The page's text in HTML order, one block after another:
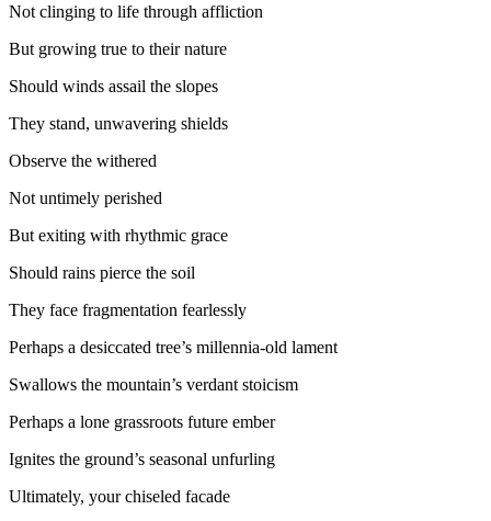
Not clinging to life through affliction
But growing true to their nature
Should winds assail the slopes
They stand, unwavering shields
Observe the withered
Not untimely perished
But exiting with rhythmic grace
Should rains pierce the soil
They face fragmentation fearlessly
Perhaps a desiccated tree’s millennia-old lament
Swallows the mountain’s verdant stoicism
Perhaps a lone grassroots future ember
Ignites the ground’s seasonal unfurling
Ultimately, your chiseled facade